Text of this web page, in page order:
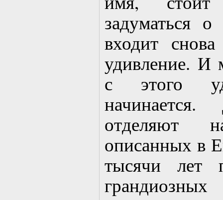
задуматься
входит
удивление. И
с этого
отделяют
описанных в
тысячи лет